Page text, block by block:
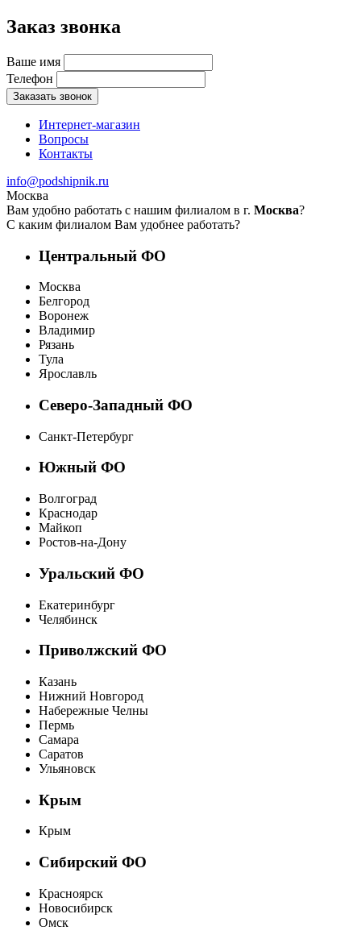
Заказ звонка
Ваше имя
Телефон
Заказать звонок
Интернет-магазин
Вопросы
Контакты
info@podshipnik.ru
Москва
Вам удобно работать с нашим филиалом в г. Москва?
С каким филиалом Вам удобнее работать?
Центральный ФО
Москва
Белгород
Воронеж
Владимир
Рязань
Тула
Ярославль
Северо-Западный ФО
Санкт-Петербург
Южный ФО
Волгоград
Краснодар
Майкоп
Ростов-на-Дону
Уральский ФО
Екатеринбург
Челябинск
Приволжский ФО
Казань
Нижний Новгород
Набережные Челны
Пермь
Самара
Саратов
Ульяновск
Крым
Крым
Сибирский ФО
Красноярск
Новосибирск
Омск